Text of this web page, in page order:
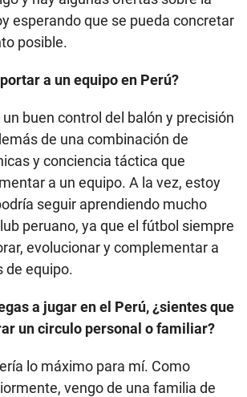
esperando que se pueda concretar
posible.
a un equipo en Perú?
buen control del balón y precisión
de una combinación de
y conciencia táctica que
a un equipo. A la vez, estoy
seguir aprendiendo mucho
peruano, ya que el fútbol siempre
evolucionar y complementar a
de equipo.
a jugar en el Perú, ¿sientes que
un circulo personal o familiar?
lo máximo para mí. Como
vengo de una familia de